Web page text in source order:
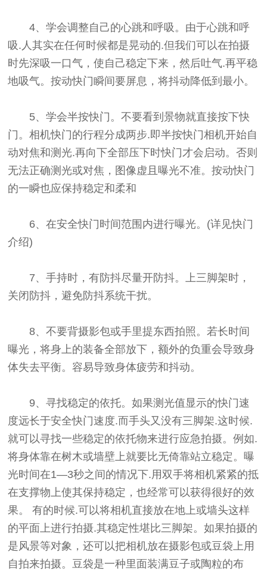
4、学会调整自己的心跳和呼吸。由于心跳和呼
吸.人其实在任何时候都是晃动的.但我们可以在拍摄
时先深吸一口气，使自己稳定下来，然后吐气.再平稳
地吸气。按动快门瞬间要屏息，将抖动降低到最小。
5、学会半按快门。不要看到景物就直接按下快
门。相机快门的行程分成两步.即半按快门相机开始自
动对焦和测光.再向下全部压下时快门才会启动。否则
无法正确测光或对焦，图像虚且曝光不准。按动快门
的一瞬也应保持稳定和柔和
6、在安全快门时间范围内进行曝光。(详见快门
介绍)
7、手持时，有防抖尽量开防抖。上三脚架时，
关闭防抖，避免防抖系统干扰。
8、不要背摄影包或手里提东西拍照。若长时间
曝光，将身上的装备全部放下，额外的负重会导致身
体失去平衡。容易导致身体疲劳和抖动。
9、寻找稳定的依托。如果测光值显示的快门速
度远长于安全快门速度.而手头又没有三脚架.这时候.
就可以寻找一些稳定的依托物来进行应急拍摄。例如.
将身体靠在树木或墙壁上就要比无倚靠站立稳定。曝
光时间在1—3秒之间的情况下.用双手将相机紧紧的抵
在支撑物上使其保持稳定，也经常可以获得很好的效
果。 有的时候.可以将相机直接放在地上或墙头这样
的平面上进行拍摄.其稳定性堪比三脚架。如果拍摄的
是风景等对象，还可以把相机放在摄影包或豆袋上用
自拍来拍摄。豆袋是一种里面装满豆子或陶粒的布